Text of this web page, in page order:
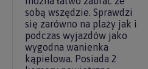
sobą wszędzie. Sprawdzi
się zarówno na plaży jak i
podczas wyjazdów jako
wygodna wanienka
kąpielowa. Posiada 2